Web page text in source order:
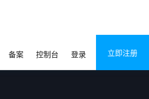
备案 控制台 登录 立即注册